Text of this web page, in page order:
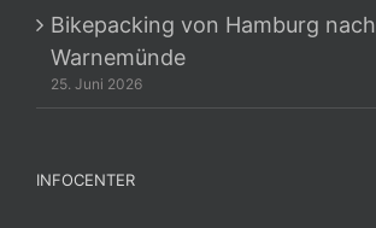
Bikepacking von Hamburg nach
Warnemünde
25. Juni 2026
INFOCENTER